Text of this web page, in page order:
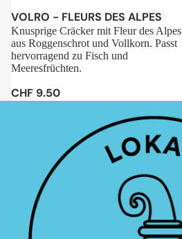
Sale
VOLRO - FLEURS DES ALPES
Knusprige Cräcker mit Fleur des Alpes
aus Roggenschrot und Vollkorn. Passt
hervorragend zu Fisch und
Meeresfrüchten.
CHF 9.50